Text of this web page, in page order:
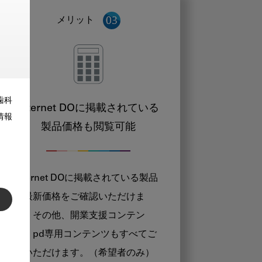
科
報
メリット
Internet DOに掲載されている
製品価格も閲覧可能
Internet DOに掲載されている製品
の最新価格をご確認いただけま
す。その他、開業支援コンテン
ツ、pd専用コンテンツもすべてご
覧いただけます。（希望者のみ）